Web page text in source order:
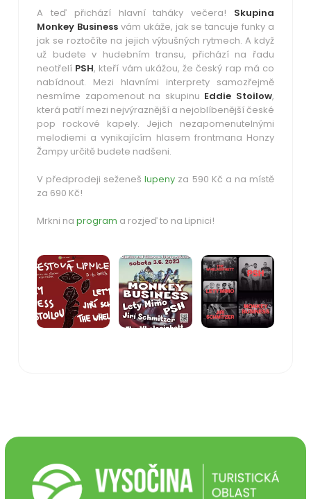
A teď přichází hlavní taháky večera! Skupina
Monkey Businessvám ukáže, jak se tancuje funky a
jak se roztočíte na jejich výbušných rytmech. A když
už budete v hudebním transu, přichází na řadu
neotřelí PSH, kteří vám ukážou, že český rap má co
nabídnout. Mezi hlavními interprety samozřejmě
nesmíme zapomenout na skupinu Eddie Stoilow,
která patří mezi nejvýraznější a nejoblíbenější české
pop rockové kapely. Jejich nezapomenutelnými
melodiemi a vynikajícím hlasem frontmana Honzy
Žampy určitě budete nadšeni.
V předprodeji seženešlupeny za 590 Kč a na místě
za 690 Kč!
Mrkni na program a rozjeď to na Lipnici!